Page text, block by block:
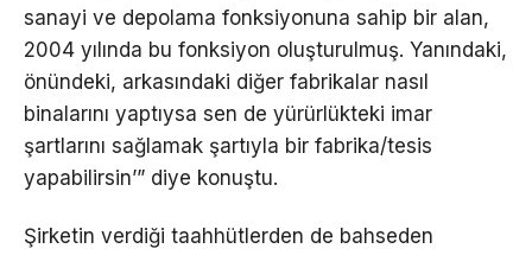
sanayi ve depolama fonksiyonuna sahip bir alan,
2004 yılında bu fonksiyon oluşturulmuş. Yanındaki,
önündeki, arkasındaki diğer fabrikalar nasıl
binalarını yaptıysa sen de yürürlükteki imar
şartlarını sağlamak şartıyla bir fabrika/tesis
yapabilirsin’” diye konuştu.
Şirketin verdiği taahhütlerden de bahseden